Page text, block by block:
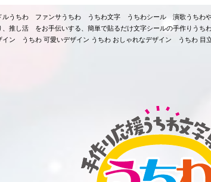
うちわ ファンサうちわ うちわ文字 うちわシール 演歌うちわ
推し活 をお手伝いする、簡単で貼るだけ文字シールの手作りう
ン うちわ 可愛いデザイン うちわ おしゃれなデザイン うちわ